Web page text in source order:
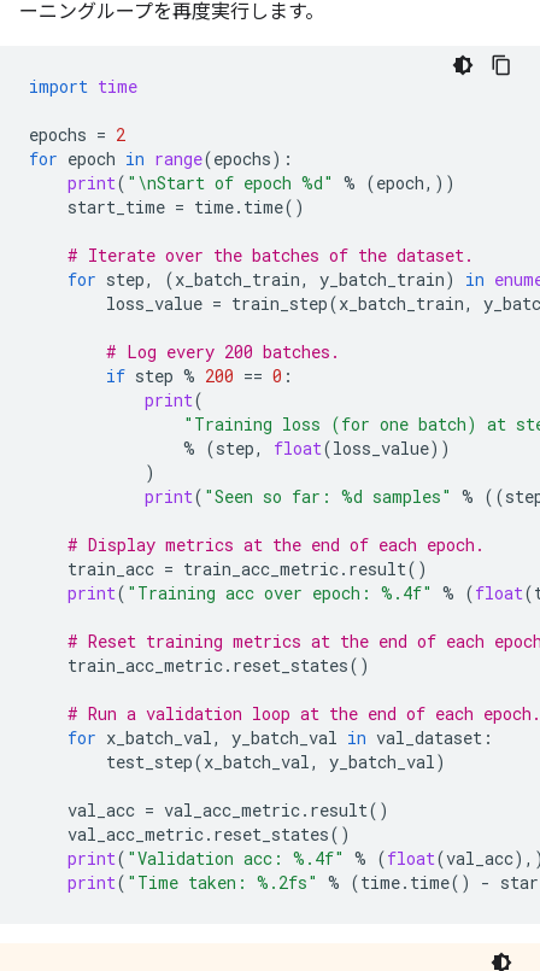
ーニングループを再度実行します。
import time
epochs = 2
for epoch in range(epochs):
print( " \nStart of epoch %d" % (epoch,))
start_time = time. time()
# Iterate over the batches of the dataset.
for step, (x_batch_train, y_batch_train) in
loss_value = train_step(x_batch_train,
# Log every 200 batches.
if step % 200 == 0 :
print(
"Training loss (for one batch) at
% (step, float(loss_value))
)
print( "Seen so far: %d samples" % ((
# Display metrics at the end of each epoch.
train_acc = train_acc_metric. result()
print( "Training acc over epoch: %.4f" % (float(
# Reset training metrics at the end of each
train_acc_metric. reset_states()
# Run a validation loop at the end of each epoch.
for x_batch_val, y_batch_val in val_dataset :
test_step(x_batch_val, y_batch_val)
val_acc = val_acc_metric. result()
val_acc_metric. reset_states()
print( "Validation acc: %.4f" % (float(val_acc
print( "Time taken: %.2fs" % (time. time() -